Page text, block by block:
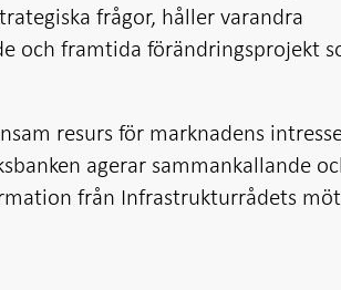
frågor, håller varandra
och framtida förändringsprojekt
resurs för marknadens
agerar sammankallande
från Infrastrukturrådets